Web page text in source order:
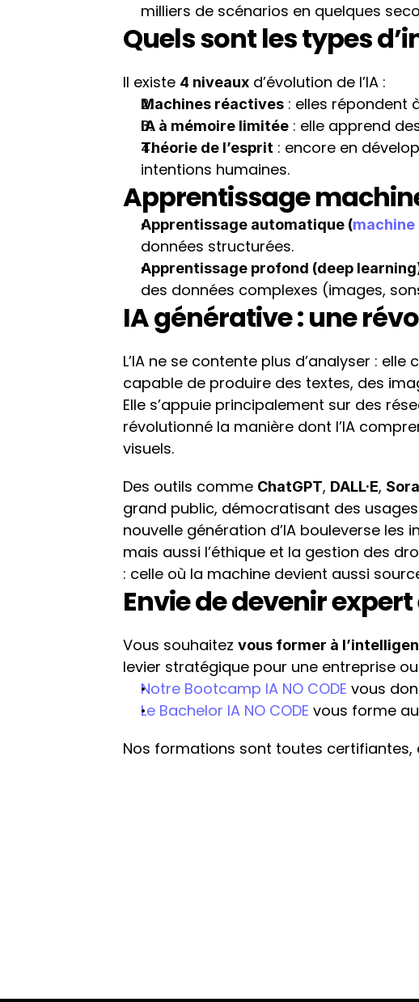
milliers de scénarios en quelques
Quels sont les types
Il existe 4 niveaux d’évolution de l’IA :
Machines réactives : elles répondent
IA à mémoire limitée : elle apprend
Théorie de l’esprit : encore en
intentions humaines.
Apprentissage
Apprentissage automatique (
données structurées.
Apprentissage profond (deep
des données complexes (images,
IA générative : une
L’IA ne se contente plus d’analyser : elle
capable de produire des textes, des
Elle s’appuie principalement sur des
révolutionné la manière dont l’IA
visuels.
Des outils comme ChatGPT, DALL·E, Sora
grand public, démocratisant des
nouvelle génération d’IA bouleverse les
mais aussi l’éthique et la gestion des
: celle où la machine devient aussi
Envie de devenir expert
Vous souhaitez vous former à
levier stratégique pour une entreprise
Notre Bootcamp IA NO CODE vous
Le Bachelor IA NO CODE vous forme
Nos formations sont toutes certifiantes,